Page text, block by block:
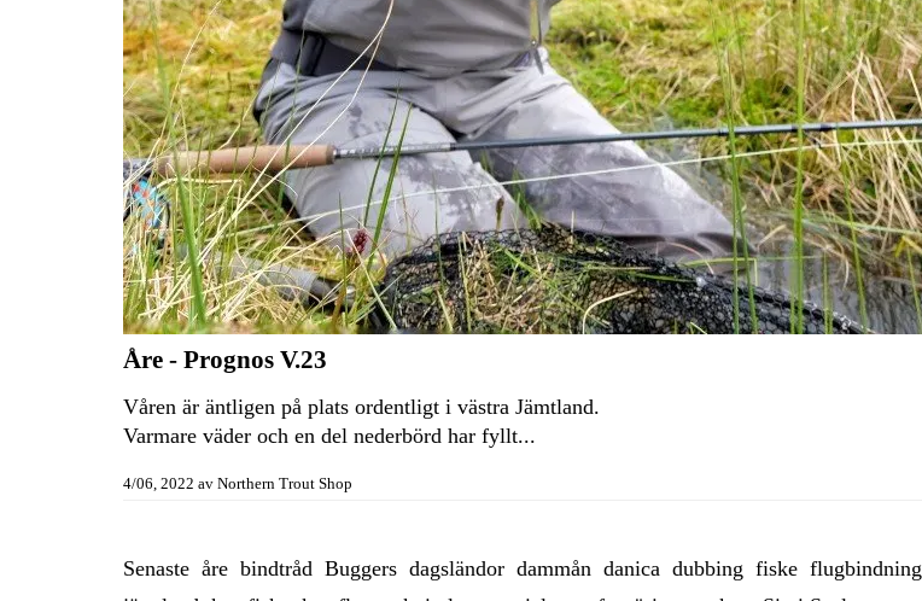
Åre - Prognos V.23
Våren är äntligen på plats ordentligt i västra Jämtland.
Varmare väder och en del nederbörd har fyllt...
4/06, 2022 av Northern Trout Shop
Senaste åre bindtråd Buggers dagsländor dammån danica dubbing fiske flugbindning